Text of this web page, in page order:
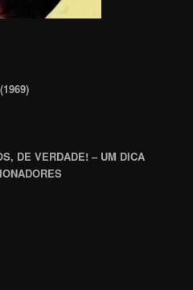
DE VERDADE! – UM DICA